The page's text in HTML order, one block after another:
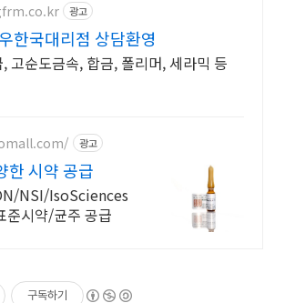
광고
한국대리점 상담환영
고순도금속, 합금, 폴리머, 세라믹 등
광고
한 시약 공급
NSI/IsoSciences
준시약/균주 공급
구독하기